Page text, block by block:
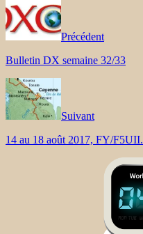
Précédent
Bulletin DX semaine 32/33
Suivant
14 au 18 août 2017, FY/F5UII.